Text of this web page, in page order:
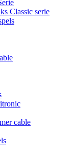
Classic serie
cable